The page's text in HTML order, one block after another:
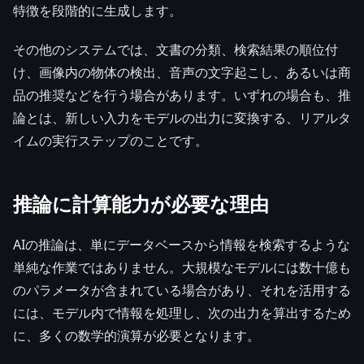
特徴を段階的に生成します。
その他のシステムでは、文書の分類、検索結果の順位付
け、画像内の物体の検出、音声の文字起こし、あるいは商
品の推奨などを行う場合があります。いずれの場合も、推
論とは、新しい入力をモデルの出力に変換する、リアルタ
イムの実行ステップのことです。
推論に計算能力が必要な理由
AIの推論は、単にデータベースから情報を検索するような
単純な作業ではありません。大規模なモデルには数十億も
のパラメータが含まれている場合があり、それを活用する
には、モデル内で情報を処理し、次の出力を算出するため
に、多くの数学的演算が必要となります。